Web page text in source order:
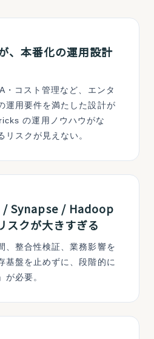
、本番化の運用設計
・コスト管理など、エンタ
運用要件を満たした設計が
の運用ノウハウがな
リスクが見えない。
Synapse / Hadoop
スクが大きすぎる
、整合性検証、業務影響を
基盤を止めずに、段階的に
が必要。